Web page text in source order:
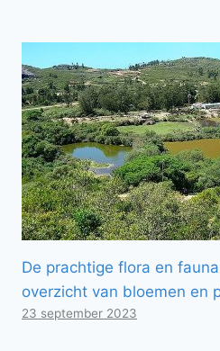
De prachtige flora en
overzicht van bloemen en
23 september 2023